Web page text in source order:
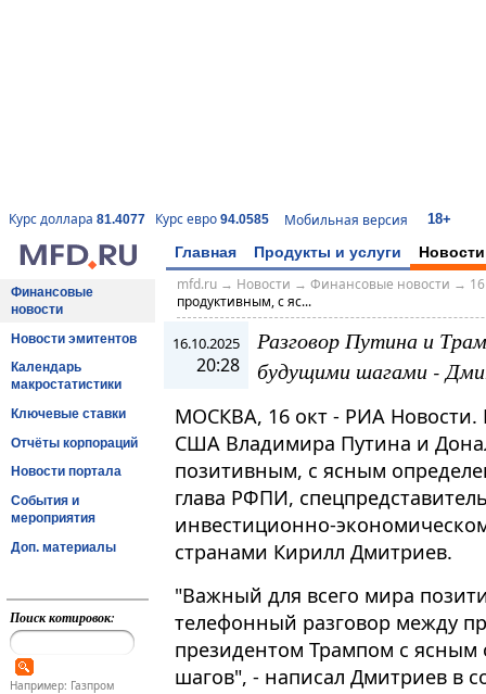
Курс доллара 81.4077 Курс евро 94.0585 Мобильная версия 18+
Главная Продукты и услуги Новости
Финансовые
новости
Новости эмитентов
Календарь
макростатистики
Ключевые ставки
Отчёты корпораций
Новости портала
События и
мероприятия
Доп. материалы
Поиск котировок:
Например: Газпром
mfd.ru→ Новости → Финансовые новости →
продуктивным, с яс...
16.10.2025
20:28
Разговор Путина и
будущими шагами -
МОСКВА, 16 окт - РИА Новости.
США Владимира Путина и
позитивным, с ясным
глава РФПИ,
инвестиционно-
странами Кирилл Дмитриев.
"Важный для всего мира
телефонный разговор между
президентом Трампом с
шагов", - написал Дмитриев в